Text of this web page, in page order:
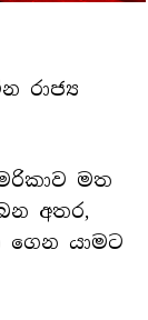
රාජ්‍ය
මත
අතර,
ගෙන යාමට